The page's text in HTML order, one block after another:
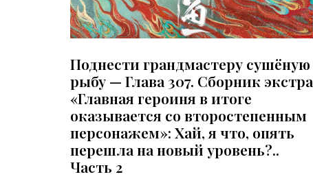
Поднести грандмастеру сушёную
рыбу — Глава 307. Сборник экстра
«Главная героиня в итоге
оказывается со второстепенным
персонажем»: Хай, я что, опять
перешла на новый уровень?..
Часть 2